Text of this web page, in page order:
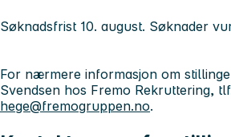
Søknadsfrist 10. august. Søknader
For nærmere informasjon om
Svendsen hos Fremo Rekruttering,
hege@fremogruppen.no.